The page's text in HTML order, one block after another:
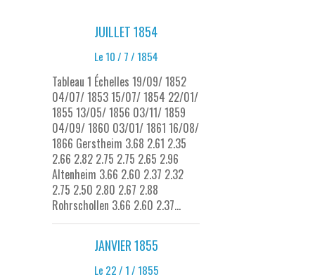
JUILLET 1854
Le 10 / 7 / 1854
Tableau 1 Échelles 19/09/ 1852
04/07/ 1853 15/07/ 1854 22/01/
1855 13/05/ 1856 03/11/ 1859
04/09/ 1860 03/01/ 1861 16/08/
1866 Gerstheim 3.68 2.61 2.35
2.66 2.82 2.75 2.75 2.65 2.96
Altenheim 3.66 2.60 2.37 2.32
2.75 2.50 2.80 2.67 2.88
Rohrschollen 3.66 2.60 2.37...
JANVIER 1855
Le 22 / 1 / 1855